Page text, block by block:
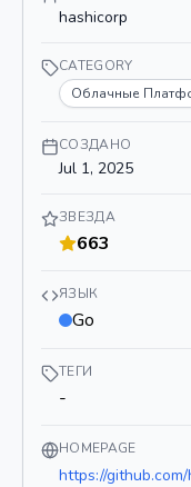
hashicorp
CATEGORY
Облачные
СОЗДАНО
Jul 1, 2025
ЗВЕЗДА
663
ЯЗЫК
Go
ТЕГИ
-
HOMEPAGE
https://